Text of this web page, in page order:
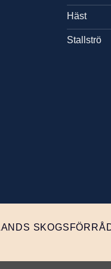
Häst
Stallströ